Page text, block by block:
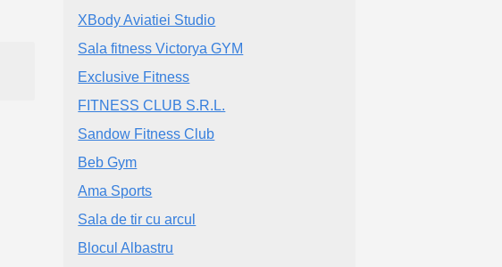
XBody Aviatiei Studio
Sala fitness Victorya GYM
Exclusive Fitness
FITNESS CLUB S.R.L.
Sandow Fitness Club
Beb Gym
Ama Sports
Sala de tir cu arcul
Blocul Albastru